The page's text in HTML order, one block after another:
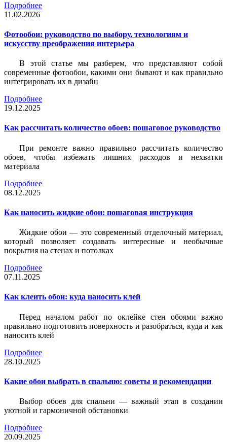
Подробнее
11.02.2026
Фотообои: руководство по выбору, технологиям и
искусству преображения интерьера
В этой статье мы разберем, что представляют собой
современные фотообои, какими они бывают и как правильно
интегрировать их в дизайн
Подробнее
19.12.2025
Как рассчитать количество обоев: пошаговое руководство
При ремонте важно правильно рассчитать количество
обоев, чтобы избежать лишних расходов и нехватки
материала
Подробнее
08.12.2025
Как наносить жидкие обои: пошаговая инструкция
Жидкие обои — это современный отделочный материал,
который позволяет создавать интересные и необычные
покрытия на стенах и потолках
Подробнее
07.11.2025
Как клеить обои: куда наносить клей
Перед началом работ по оклейке стен обоями важно
правильно подготовить поверхность и разобраться, куда и как
наносить клей
Подробнее
28.10.2025
Какие обои выбрать в спальню: советы и рекомендации
Выбор обоев для спальни — важный этап в создании
уютной и гармоничной обстановки
Подробнее
20.09.2025